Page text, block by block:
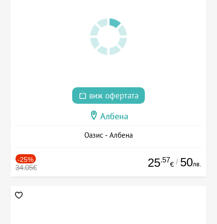
виж офертата
Албена
Оазис - Албена
-25%
34.05€ 25.57
€ / 50лв.